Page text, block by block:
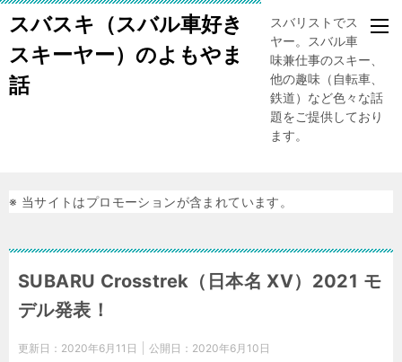
スバスキ（スバル車好き
スキーヤー）のよもやま
話
スバリストでスキー
ヤー。スバル車、趣
味兼仕事のスキー、
他の趣味（自転車、
鉄道）など色々な話
題をご提供しており
ます。
※ 当サイトはプロモーションが含まれています。
SUBARU Crosstrek（日本名 XV）2021 モ
デル発表！
更新日： 2020年6月11日 公開日： 2020年6月10日